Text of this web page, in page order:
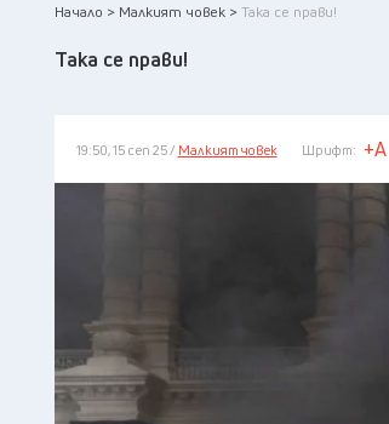
Начало > Малкият човек > Така се прави!
Така се прави!
19:50, 15 сеп 25 / Малкият човек Шрифт: +A